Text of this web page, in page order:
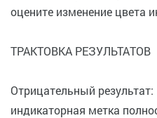
оцените изменение цвета
ТРАКТОВКА РЕЗУЛЬТАТОВ
Отрицательный результат:
индикаторная метка